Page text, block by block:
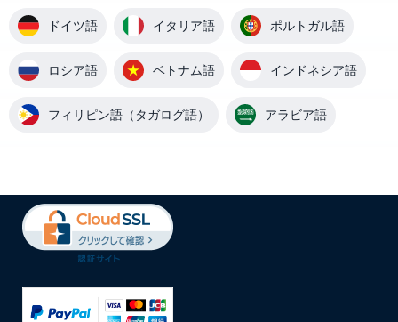
ドイツ語 イタリア語 ポルトガル語
ロシア語 ベトナム語 インドネシア語
フィリピン語（タガログ語） アラビア語